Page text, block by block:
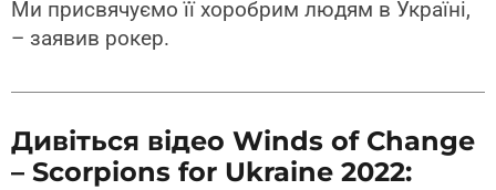
Ми присвячуємо її хоробрим людям в Україні,
– заявив рокер.
Дивіться відео Winds of Change
– Scorpions for Ukraine 2022: